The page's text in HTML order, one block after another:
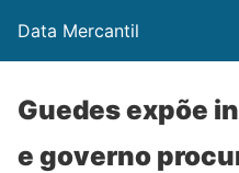
Data Mercantil
Guedes expõe
e governo